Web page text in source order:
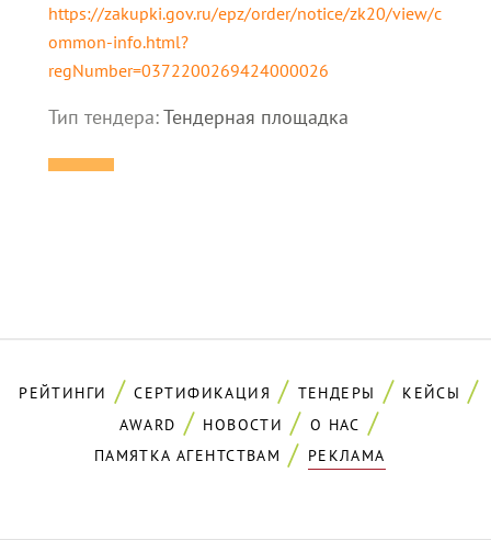
https://zakupki.gov.ru/epz/order/notice/zk20/view/c
ommon-info.html?
regNumber=0372200269424000026
Тип тендера:Тендерная площадка
РЕЙТИНГИ СЕРТИФИКАЦИЯ ТЕНДЕРЫ
КЕЙСЫ
AWARD
НОВОСТИ
О НАС
ПАМЯТКА АГЕНТСТВАМ
РЕКЛАМА